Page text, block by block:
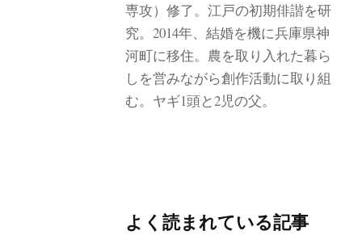
専攻）修了。江戸の初期俳諧を研
究。2014年、結婚を機に兵庫県神
河町に移住。農を取り入れた暮ら
しを営みながら創作活動に取り組
む。ヤギ1頭と2児の父。
よく読まれている記事